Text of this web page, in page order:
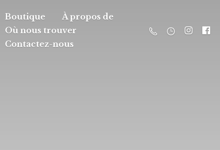
Boutique
À propos de
Où nous trouver
Contactez-nous